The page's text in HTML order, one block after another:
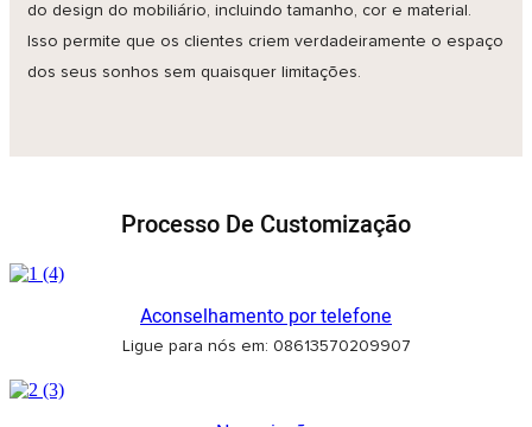
do design do mobiliário, incluindo tamanho, cor e material.
Isso permite que os clientes criem verdadeiramente o espaço
dos seus sonhos sem quaisquer limitações.
Processo De Customização
Aconselhamento por telefone
Ligue para nós em: 08613570209907